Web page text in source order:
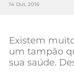
14 Out, 2016
Existem
um tampão
sua saúde.